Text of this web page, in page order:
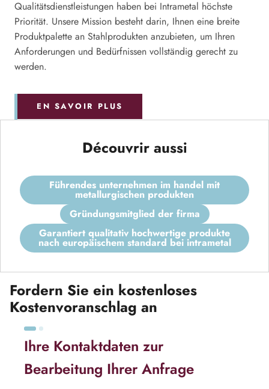
Qualitätsdienstleistungen haben bei Intrametal höchste
Priorität. Unsere Mission besteht darin, Ihnen eine breite
Produktpalette an Stahlprodukten anzubieten, um Ihren
Anforderungen und Bedürfnissen vollständig gerecht zu
werden.
EN SAVOIR PLUS
Découvrir aussi
führendes unternehmen im handel mit
metallurgischen produkten
gründungsmitglied der firma
garantiert qualitativ hochwertige produkte
nach europäischem standard bei intrametal
Fordern Sie ein kostenloses
Kostenvoranschlag an
Ihre Kontaktdaten zur
Bearbeitung Ihrer Anfrage